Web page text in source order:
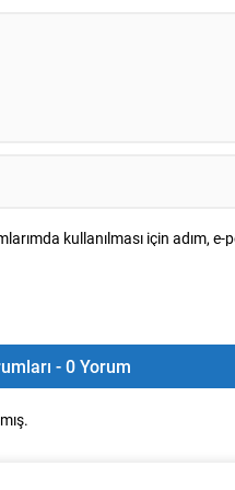
kullanılması için adım,
- 0 Yorum